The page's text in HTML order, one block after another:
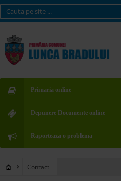
Primaria online
Depunere Documente online
Raporteaza o problema
Contact